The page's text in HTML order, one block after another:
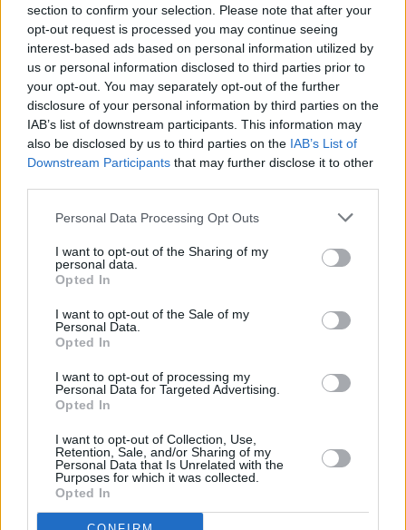
section to confirm your selection. Please note that after your
opt-out request is processed you may continue seeing
interest-based ads based on personal information utilized by
us or personal information disclosed to third parties prior to
your opt-out. You may separately opt-out of the further
disclosure of your personal information by third parties on the
IAB’s list of downstream participants. This information may
also be disclosed by us to third parties on the IAB’s List of
Downstream Participants that may further disclose it to other
Personal Data Processing Opt Outs
I want to opt-out of the Sharing of my
personal data.
Opted In
I want to opt-out of the Sale of my
Personal Data.
Opted In
I want to opt-out of processing my
Personal Data for Targeted Advertising.
Opted In
I want to opt-out of Collection, Use,
Retention, Sale, and/or Sharing of my
Personal Data that Is Unrelated with the
Purposes for which it was collected.
Opted In
Reklama
Pracovní nabídky
05.08.2026 - Zámečník / Mechanik (Praha - východ)
05.08.2026 -Měřící technik - elektro (Okres Prachatice)
05.08.2026 -Manažer/ka pro mezinárodní spolupráci (Suchdol, Praha)
05.08.2026 -Technik kontroly (Plzeň - sever)
05.08.2026 -Cyber Security Consultant (Nusle, Praha)
Vybrané články
Kdy a kde bude Prima sport k
Parabola.cz- web o satelitní, terestrické a kabelové televizi, ©
O webu parabola.cz
Dovolená u moře•Bazény